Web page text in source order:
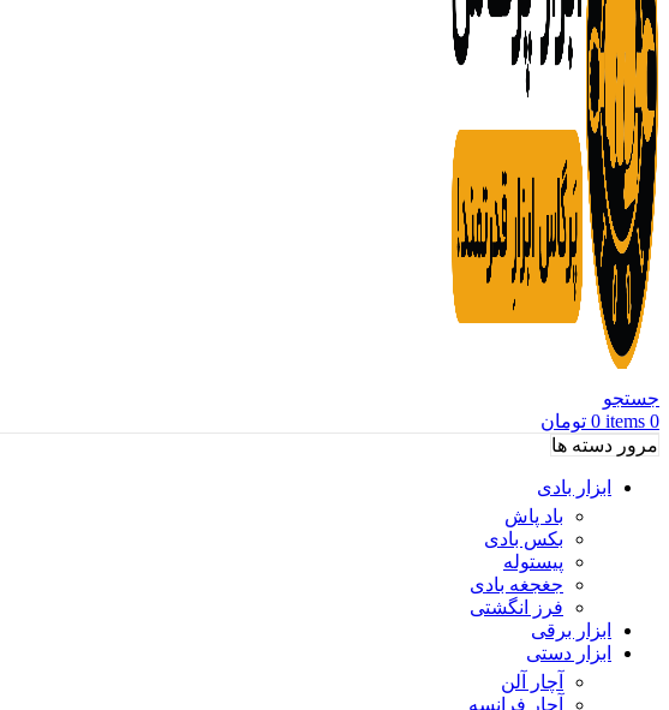
جستجو
0
items
0 تومان
مرور دسته ها
ابزار بادی
باد پاش
بکس بادی
پیستوله
جغجغه بادی
فرز انگشتی
ابزار برقی
ابزار دستی
آچار آلن
آچار فرانسه